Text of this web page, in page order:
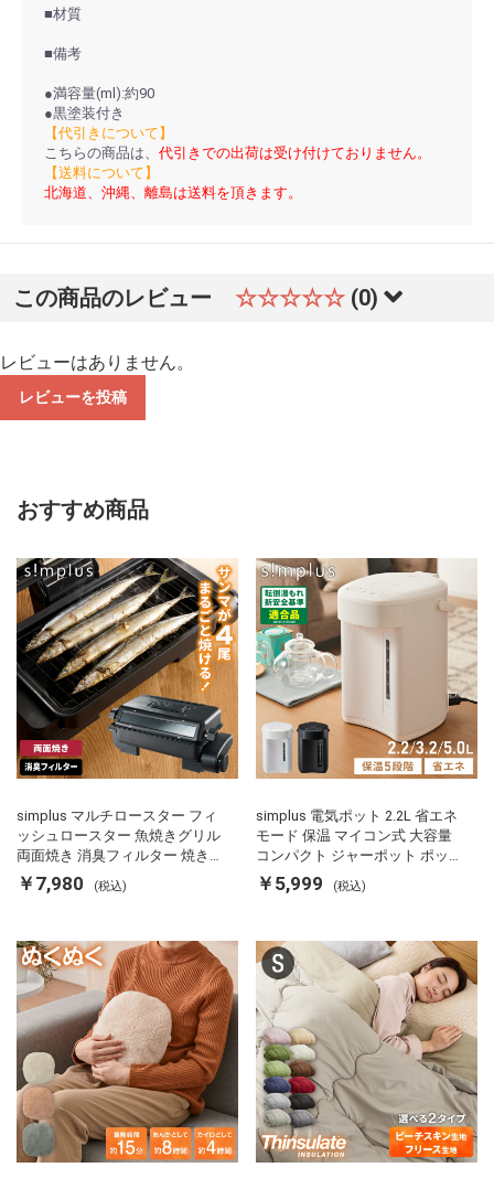
■材質
■備考
●満容量(ml):約90
●黒塗装付き
【代引きについて】
こちらの商品は、 代引きでの出荷は受け付けておりません。
【送料について】
北海道、沖縄、離島は送料を頂きます。
この商品のレビュー ☆☆☆☆☆ (0)
レビューはありません。
レビューを投稿
おすすめ商品
simplus マルチロースター フィ
ッシュロースター 魚焼きグリル
両面焼き 消臭フィルター 焼き魚
両面ヒーター タイマー付き SP-
FRS01 マットブラック シンプラ
￥7,980 (税込)
simplus 電気ポット 2.2L 省エネ
モード 保温 マイコン式 大容量
コンパクト ジャーポット ポット
カルキ抜き 空焚き防止 温度調節
軽量 SP-PD22 シンプラス
￥5,999 (税込)